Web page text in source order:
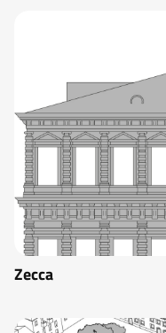
Zecca